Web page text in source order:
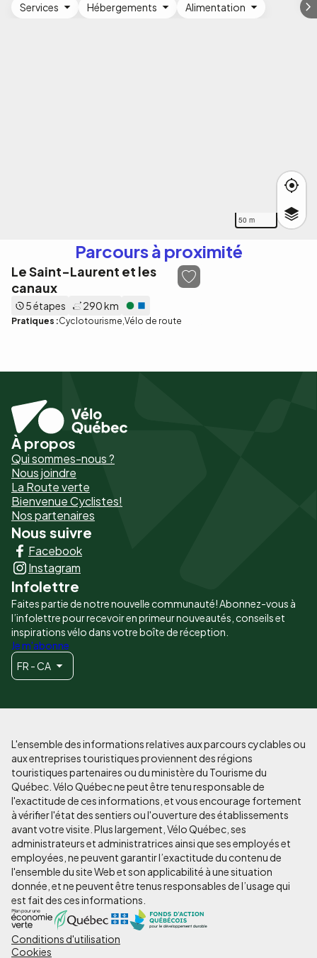
50 m
Services Hébergements Alimentation
Parcours à proximité
Le Saint-Laurent et les
canaux
5 étapes 290 km
Pratiques :Cyclotourisme Vélo de route
Pied
de
page
-
Liens
principaux
À propos
Qui sommes-nous ?
Nous joindre
La Route verte
Bienvenue Cyclistes!
Nos partenaires
Nous suivre
Facebook
Instagram
Infolettre
Faites partie de notre nouvelle communauté! Abonnez-vous à
l’infolettre pour recevoir en primeur nouveautés, conseils et
inspirations vélo dans votre boîte de réception.
Je m'abonne
FR - CA
L'ensemble des informations relatives aux parcours cyclables ou
aux entreprises touristiques proviennent des régions
touristiques partenaires ou du ministère du Tourisme du
Québec. Vélo Québec ne peut être tenu responsable de
l'exactitude de ces informations, et vous encourage fortement
à vérifier l'état des sentiers ou l'ouverture des établissements
avant votre visite. Plus largement, Vélo Québec, ses
administrateurs et administratrices ainsi que ses employés et
employées, ne peuvent garantir l’exactitude du contenu de
l'ensemble du site Web et son applicabilité à une situation
donnée, et ne peuvent être tenus responsables de l’usage qui
est fait des ces informations.
Pied
Conditions d'utilisation
Cookies